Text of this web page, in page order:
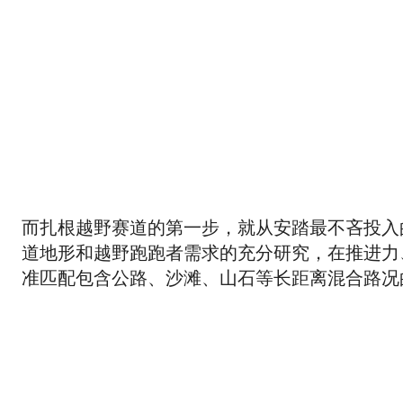
而扎根越野赛道的第一步，就从安踏最不吝投
道地形和越野跑跑者需求的充分研究，在推进
准匹配包含公路、沙滩、山石等长距离混合路